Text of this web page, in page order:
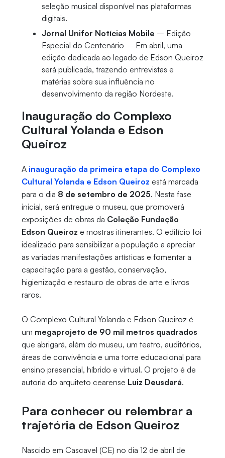
seleção musical disponível nas plataformas
digitais.
Jornal Unifor Notícias Mobile – Edição
Especial do Centenário – Em abril, uma
edição dedicada ao legado de Edson Queiroz
será publicada, trazendo entrevistas e
matérias sobre sua influência no
desenvolvimento da região Nordeste.
Inauguração do Complexo
Cultural Yolanda e Edson
Queiroz
A inauguração da primeira etapa do Complexo
Cultural Yolanda e Edson Queiroz está marcada
para o dia 8 de setembro de 2025. Nesta fase
inicial, será entregue o museu, que promoverá
exposições de obras da Coleção Fundação
Edson Queiroz e mostras itinerantes. O edifício foi
idealizado para sensibilizar a população a apreciar
as variadas manifestações artísticas e fomentar a
capacitação para a gestão, conservação,
higienização e restauro de obras de arte e livros
raros.
O Complexo Cultural Yolanda e Edson Queiroz é
um megaprojeto de 90 mil metros quadrados
que abrigará, além do museu, um teatro, auditórios,
áreas de convivência e uma torre educacional para
ensino presencial, híbrido e virtual. O projeto é de
autoria do arquiteto cearense Luiz Deusdará.
Para conhecer ou relembrar a
trajetória de Edson Queiroz
Nascido em Cascavel (CE) no dia 12 de abril de